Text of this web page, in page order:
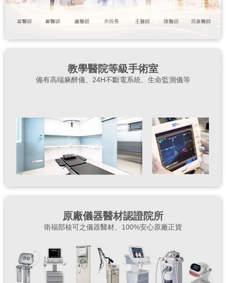
教學醫院等級手術室
備有高端麻醉儀、24H不斷電系統、生命監測儀等
原廠儀器醫材認證院所
衛福部核可之儀器醫材、100%安心原廠正貨